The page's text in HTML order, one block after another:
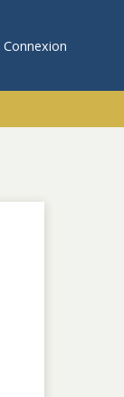
Connexion